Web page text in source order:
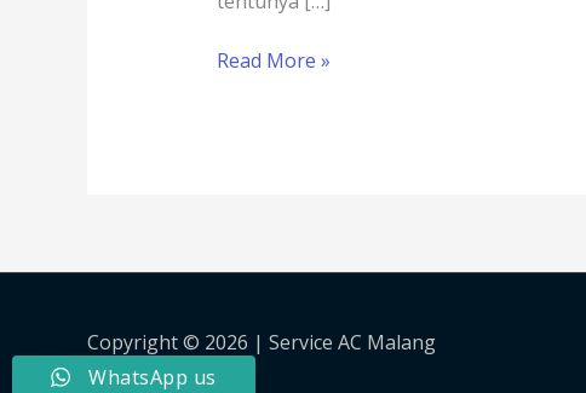
Read More »
Copyright © 2026 | Service AC Malang
WhatsApp us